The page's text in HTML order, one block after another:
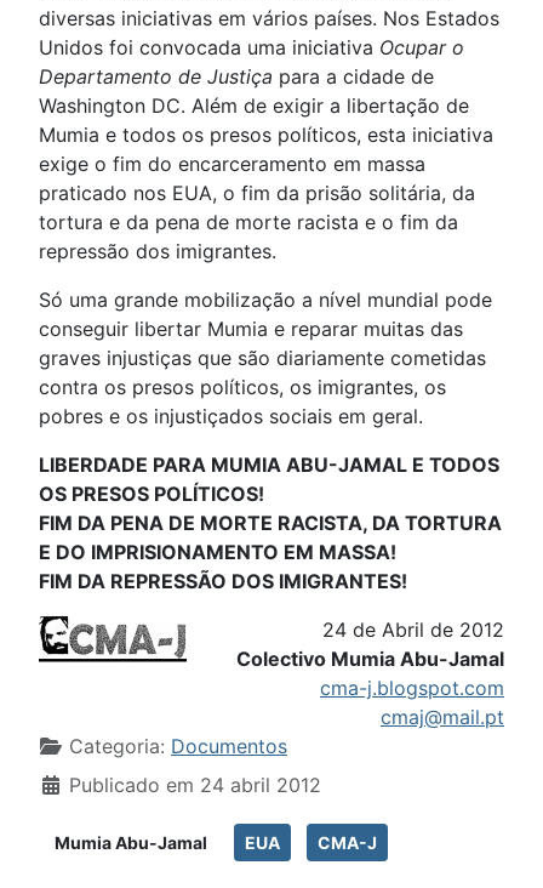
diversas iniciativas em vários países. Nos Estados
Unidos foi convocada uma iniciativa Ocupar o
Departamento de Justiça para a cidade de
Washington DC. Além de exigir a libertação de
Mumia e todos os presos políticos, esta iniciativa
exige o fim do encarceramento em massa
praticado nos EUA, o fim da prisão solitária, da
tortura e da pena de morte racista e o fim da
repressão dos imigrantes.
Só uma grande mobilização a nível mundial pode
conseguir libertar Mumia e reparar muitas das
graves injustiças que são diariamente cometidas
contra os presos políticos, os imigrantes, os
pobres e os injustiçados sociais em geral.
LIBERDADE PARA MUMIA ABU-JAMAL E TODOS
OS PRESOS POLÍTICOS!
FIM DA PENA DE MORTE RACISTA, DA TORTURA
E DO IMPRISIONAMENTO EM MASSA!
FIM DA REPRESSÃO DOS IMIGRANTES!
24 de Abril de 2012
Colectivo Mumia Abu-Jamal
cma-j.blogspot.com
cmaj@mail.pt
Detalhes
Categoria: Documentos
Publicado em 24 abril 2012
Mumia Abu-Jamal EUA CMA-J